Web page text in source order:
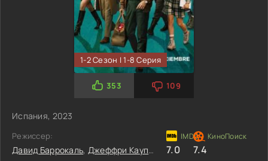
1-2 Сезон | 1-8 Серия
353 109
Испания, 2023
Режиссер:
Давид Баррокаль, Джеффри Каупер Альберт Пинто
7.0 7.4